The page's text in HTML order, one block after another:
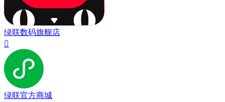
绿联数码旗舰店

绿联官方商城